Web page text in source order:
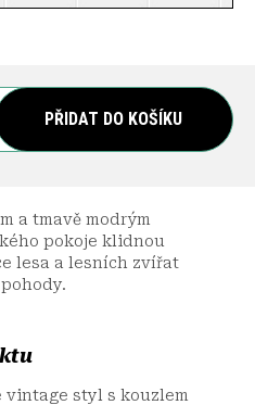
PŘIDAT DO KOŠÍKU
a tmavě modrým
pokoje klidnou
lesa a lesních zvířat
vintage styl s kouzlem